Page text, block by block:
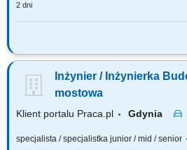
2 dni
Analiza dokumentacji projektowej.
dostawców. Opracowywanie i archiwizacja
kosztów.
Inżynier / Inżynierka
mostowa
Klient portalu Praca.pl Gdynia
specjalista / specjalistka junior / mid / senior